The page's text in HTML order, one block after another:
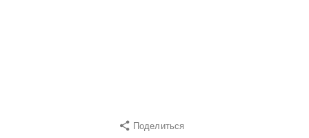
Поделиться